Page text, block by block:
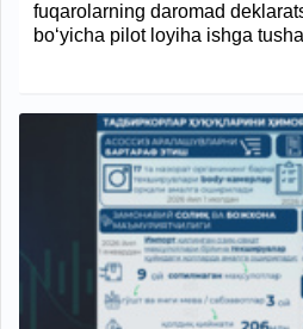
fuqarolarning daromad
bo‘yicha pilot loyiha ishga